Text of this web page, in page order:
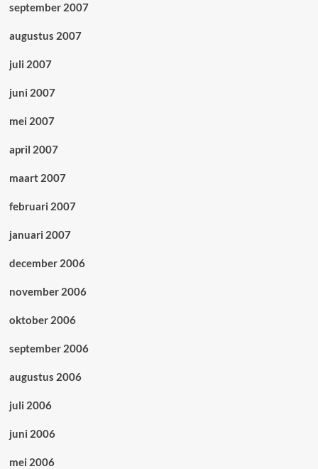
september 2007
augustus 2007
juli 2007
juni 2007
mei 2007
april 2007
maart 2007
februari 2007
januari 2007
december 2006
november 2006
oktober 2006
september 2006
augustus 2006
juli 2006
juni 2006
mei 2006